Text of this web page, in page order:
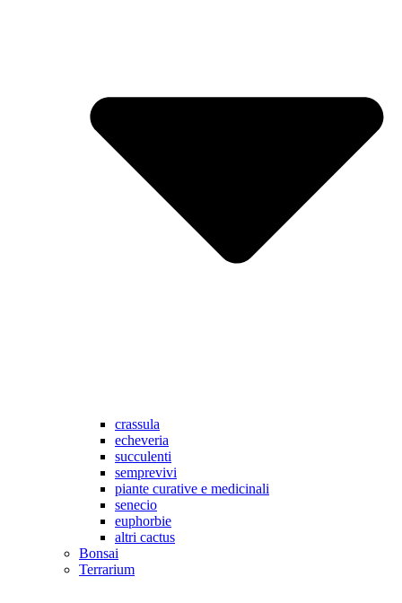
crassula
echeveria
succulenti
semprevivi
piante curative e medicinali
senecio
euphorbie
altri cactus
Bonsai
Terrarium